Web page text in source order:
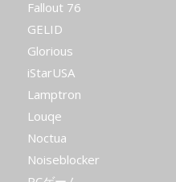
Fallout 76
GELID
Glorious
iStarUSA
Lamptron
Louqe
Noctua
Noiseblocker